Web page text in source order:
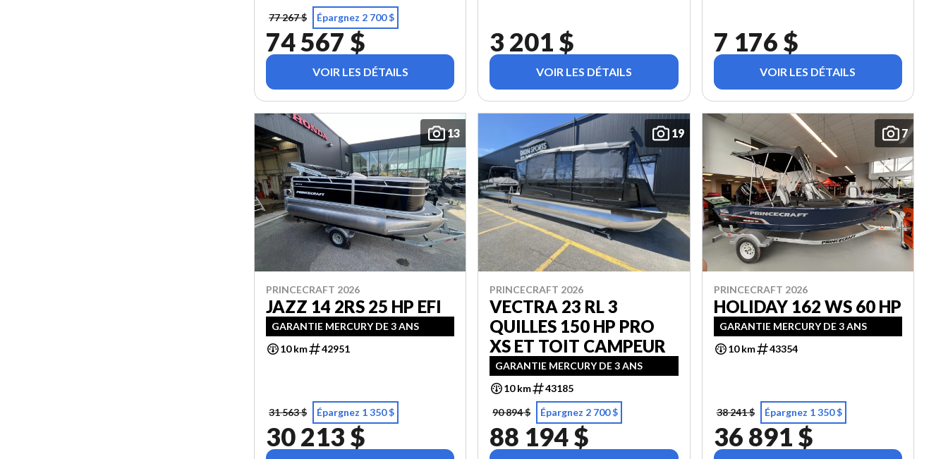
77 267 $
Épargnez 2 700 $
74 567 $
VOIR LES DÉTAILS
3 201 $
VOIR LES DÉTAILS
7 176 $
VOIR LES DÉTAILS
13
PRINCECRAFT 2026
JAZZ 14 2RS 25 HP EFI
GARANTIE MERCURY DE 3 ANS
10 km
42951
31 563 $ Épargnez 1 350 $
30 213 $
19
PRINCECRAFT 2026
VECTRA 23 RL 3
QUILLES 150 HP PRO
XS ET TOIT CAMPEUR
GARANTIE MERCURY DE 3 ANS
10 km
43185
90 894 $
Épargnez 2 700 $
88 194 $
7
PRINCECRAFT 2026
HOLIDAY 162 WS 60 HP
GARANTIE MERCURY DE 3 ANS
10 km
43354
38 241 $ Épargnez 1 350 $
36 891 $